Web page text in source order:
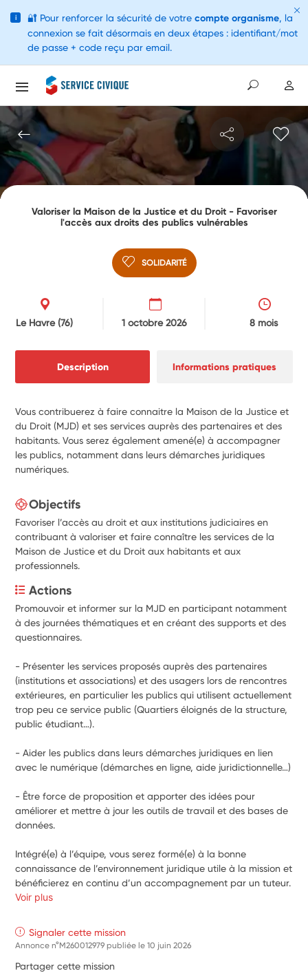
Valoriser la Maison de la Justice et du Droit - Favoriser
l'accès aux droits des publics vulnérables
SOLIDARITÉ
Le Havre(76) 1 octobre 2026 8 mois
Description Informations pratiques
Vous contribuerez à faire connaitre la Maison de la Justice et
du Droit (MJD) et ses services auprès des partenaires et des
habitants. Vous serez également amené(e) à accompagner
les publics, notamment dans leurs démarches juridiques
numériques.
Objectifs
Favoriser l’accès au droit et aux institutions judiciaires en
contribuant à valoriser et faire connaître les services de la
Maison de Justice et du Droit aux habitants et aux
professionnels.
Actions
Promouvoir et informer sur la MJD en participant notamment
à des journées thématiques et en créant des supports et des
- Présenter les services proposés auprès des partenaires
(institutions et associations) et des usagers lors de rencontres
extérieures, en particulier les publics qui utilisent actuellement
trop peu ce service public (Quartiers éloignés de la structure,
- Aider les publics dans leurs démarches juridiques en lien
- Être force de proposition et apporter des idées pour
améliorer et mettre à jour les outils de travail et des bases de
Intégré(e) à l’équipe, vous serez formé(e) à la bonne
connaissance de l’environnement juridique utile à la mission et
bénéficierez en continu d’un accompagnement par un tuteur.
Voir plus
Signaler cette mission
Annonce n°M260012979 publiée le10 juin 2026
Partager cette mission
i 🔐 Pour renforcer la sécurité de votre compte organisme, la
connexion se fait désormais en deux étapes : identifiant/mot
de passe + code reçu par email.